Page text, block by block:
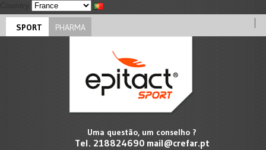
SPORT PHARMA
Uma questão, um conselho ?
Tel. 218824690 mail@crefar.pt